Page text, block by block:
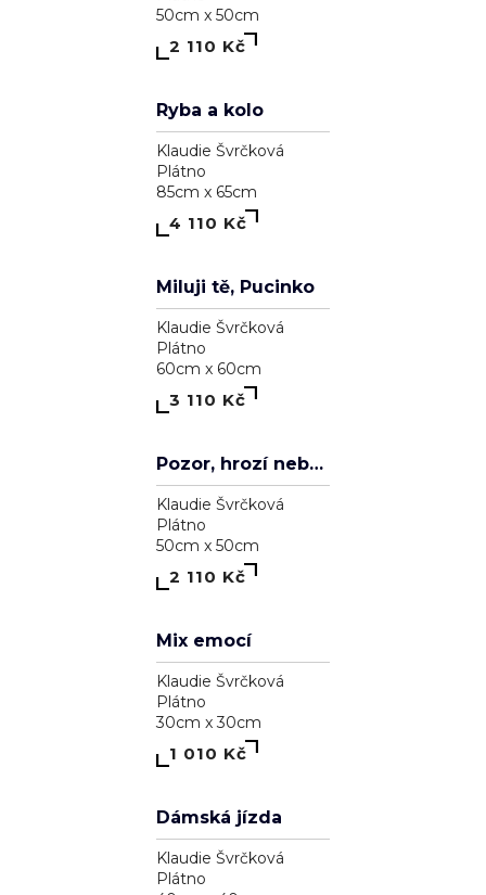
Madonna
Klaudie Švrčková
Plátno
90cm x 90cm
5 110 Kč
Elements
Klaudie Švrčková
Plátno
100cm x 70cm
5 110 Kč